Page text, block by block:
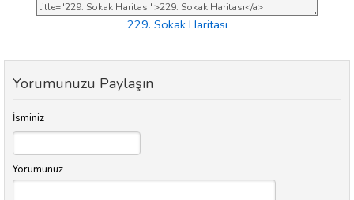
229. Sokak Haritası
Yorumunuzu Paylaşın
İsminiz
Yorumunuz